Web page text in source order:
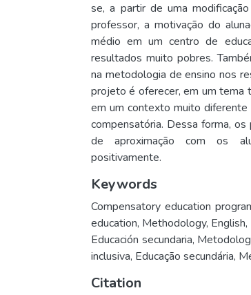
se, a partir de uma
professor, a motivação do
médio em um centro de
resultados muito pobres.
na metodologia de ensino nos
projeto é oferecer, em um tema
em um contexto muito
compensatória. Dessa forma,
de aproximação com os
positivamente.
Keywords
Compensatory education
education, Methodology, English,
Educación secundaria,
inclusiva, Educação secundária,
Citation